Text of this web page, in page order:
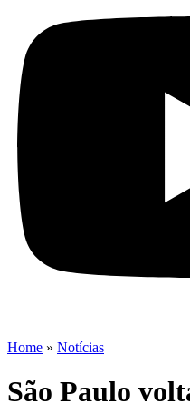
Home » Notícias
São Paulo